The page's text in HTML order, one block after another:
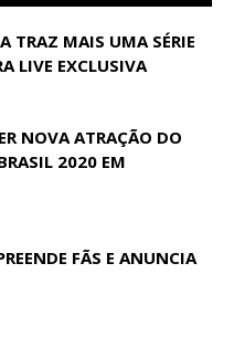
TRAZ MAIS UMA SÉRIE
LIVE EXCLUSIVA
NOVA ATRAÇÃO DO
2020 EM
FÃS E ANUNCIA